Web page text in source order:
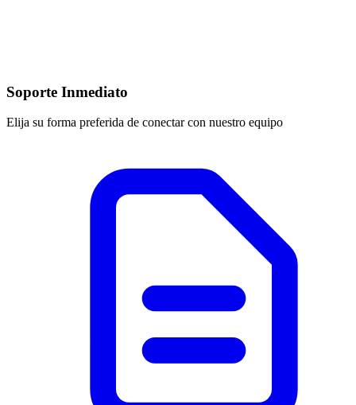
Soporte Inmediato
Elija su forma preferida de conectar con nuestro equipo